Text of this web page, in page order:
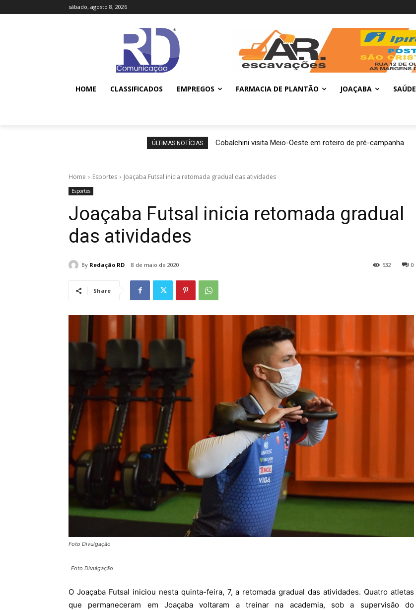
sábado, agosto 8, 2026
HOME CLASSIFICADOS EMPREGOS FARMACIA DE PLANTÃO JOAÇABA SAÚDE
ÚLTIMAS NOTÍCIAS Cobalchini visita Meio-Oeste em roteiro de pré-campanha
Home Esportes Joaçaba Futsal inicia retomada gradual das atividades
Esportes
Joaçaba Futsal inicia retomada gradual
das atividades
By Redação RD 8 de maio de 2020 0
532
Share
Foto Divulgação
Foto Divulgação
O Joaçaba Futsal iniciou nesta quinta-feira, 7, a retomada gradual das atividades. Quatro atletas
que permaneceram em Joaçaba voltaram a treinar na academia, sob a supervisão do